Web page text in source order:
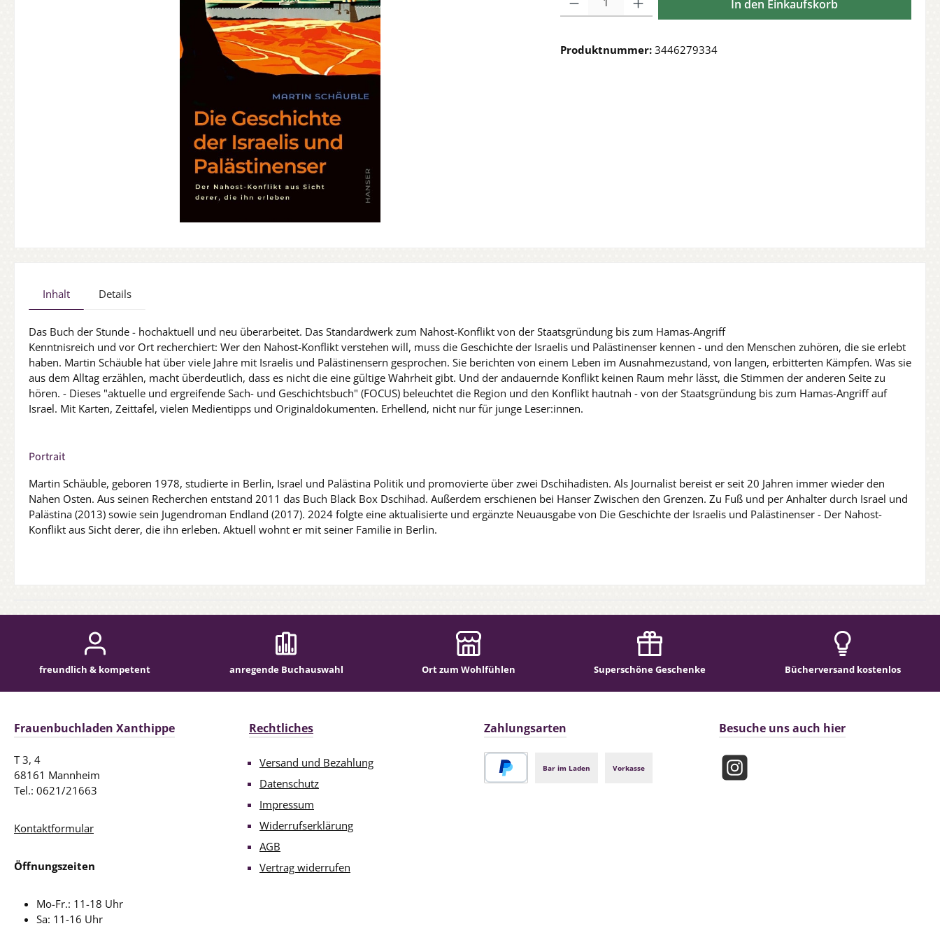
In den Einkaufskorb
Produktnummer: 3446279334
Inhalt Details
Das Buch der Stunde - hochaktuell und neu überarbeitet. Das Standardwerk zum Nahost-Konflikt von der Staatsgründung bis zum Hamas-Angriff
Kenntnisreich und vor Ort recherchiert: Wer den Nahost-Konflikt verstehen will, muss die Geschichte der Israelis und Palästinenser kennen - und den Menschen zuhören, die sie erlebt
haben. Martin Schäuble hat über viele Jahre mit Israelis und Palästinensern gesprochen. Sie berichten von einem Leben im Ausnahmezustand, von langen, erbitterten Kämpfen. Was sie
aus dem Alltag erzählen, macht überdeutlich, dass es nicht die eine gültige Wahrheit gibt. Und der andauernde Konflikt keinen Raum mehr lässt, die Stimmen der anderen Seite zu
hören. - Dieses "aktuelle und ergreifende Sach- und Geschichtsbuch" (FOCUS) beleuchtet die Region und den Konflikt hautnah - von der Staatsgründung bis zum Hamas-Angriff auf
Israel. Mit Karten, Zeittafel, vielen Medientipps und Originaldokumenten. Erhellend, nicht nur für junge Leser:innen.
Portrait
Martin Schäuble, geboren 1978, studierte in Berlin, Israel und Palästina Politik und promovierte über zwei Dschihadisten. Als Journalist bereist er seit 20 Jahren immer wieder den
Nahen Osten. Aus seinen Recherchen entstand 2011 das Buch Black Box Dschihad. Außerdem erschienen bei Hanser Zwischen den Grenzen. Zu Fuß und per Anhalter durch Israel und
Palästina (2013) sowie sein Jugendroman Endland (2017). 2024 folgte eine aktualisierte und ergänzte Neuausgabe von Die Geschichte der Israelis und Palästinenser - Der Nahost-
Konflikt aus Sicht derer, die ihn erleben. Aktuell wohnt er mit seiner Familie in Berlin.
freundlich & kompetent anregende Buchauswahl Ort zum Wohlfühlen Superschöne Geschenke Bücherversand kostenlos
Rechtliches
Versand und Bezahlung
Datenschutz
Impressum
Widerrufserklärung
AGB
Vertrag widerrufen
Zahlungsarten
Vorkasse
Bar im Laden
Besuche uns auch hier
Instagram
Frauenbuchladen Xanthippe
T 3, 4
68161 Mannheim
Tel.: 0621/21663
Kontaktformular
Öffnungszeiten
Mo-Fr.: 11-18 Uhr
Sa: 11-16 Uhr